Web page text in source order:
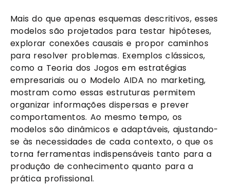
Mais do que apenas esquemas descritivos, esses
modelos são projetados para testar hipóteses,
explorar conexões causais e propor caminhos
para resolver problemas. Exemplos clássicos,
como a Teoria dos Jogos em estratégias
empresariais ou o Modelo AIDA no marketing,
mostram como essas estruturas permitem
organizar informações dispersas e prever
comportamentos. Ao mesmo tempo, os
modelos são dinâmicos e adaptáveis, ajustando-
se às necessidades de cada contexto, o que os
torna ferramentas indispensáveis tanto para a
produção de conhecimento quanto para a
prática profissional.